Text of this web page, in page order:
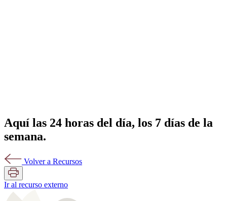
Aquí las 24 horas del día, los 7 días de la
semana.
Volver a Recursos
Ir al recurso externo